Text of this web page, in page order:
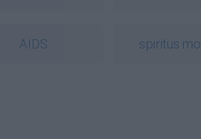
AIDS spiritus